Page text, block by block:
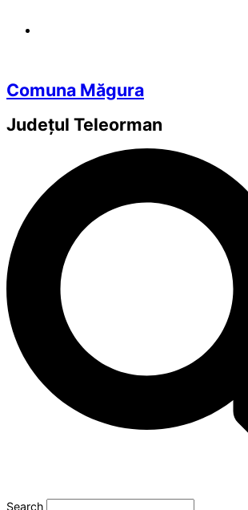
Comuna Măgura
Județul Teleorman
Search